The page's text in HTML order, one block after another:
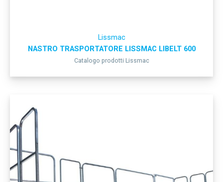
Lissmac
NASTRO TRASPORTATORE LISSMAC LIBELT 600
Catalogo prodotti Lissmac